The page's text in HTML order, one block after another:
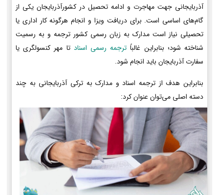
آذربایجانی جهت مهاجرت و ادامه تحصیل در کشورآذربایجان یکی از
گام‌های اساسی است. برای دریافت ویزا و انجام هرگونه کار اداری یا
تحصیلی نیاز است مدارک به زبان رسمی کشور ترجمه و به رسمیت
شناخته شود؛ بنابراین غالباً ترجمه رسمی اسناد تا مهر کنسولگری یا
سفارت آذربایجان باید انجام شود.
بنابراین هدف از ترجمه اسناد و مدارک به ترکی آذربایجانی به چند
دسته اصلی می‌توان عنوان کرد: